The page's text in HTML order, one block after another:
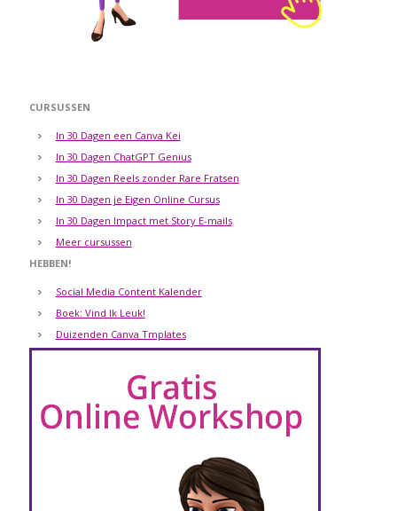
CURSUSSEN
In 30 Dagen een Canva Kei
In 30 Dagen ChatGPT Genius
In 30 Dagen Reels zonder Rare Fratsen
In 30 Dagen je Eigen Online Cursus
In 30 Dagen Impact met Story E-mails
Meer cursussen
HEBBEN!
Social Media Content Kalender
Boek: Vind Ik Leuk!
Duizenden Canva Tmplates